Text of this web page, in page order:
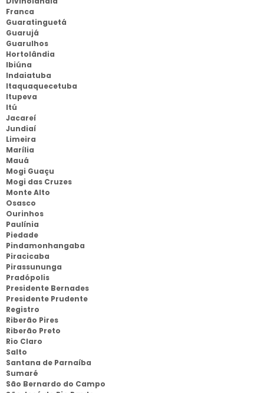
Franca
Guaratinguetá
Guarujá
Guarulhos
Hortolândia
Ibiúna
Indaiatuba
Itaquaquecetuba
Itupeva
Itú
Jacareí
Jundiaí
Limeira
Marília
Mauá
Mogi Guaçu
Mogi das Cruzes
Monte Alto
Osasco
Ourinhos
Paulínia
Piedade
Pindamonhangaba
Piracicaba
Pirassununga
Pradópolis
Presidente Bernades
Presidente Prudente
Registro
Riberão Pires
Riberão Preto
Rio Claro
Salto
Santana de Parnaíba
Sumaré
São Bernardo do Campo